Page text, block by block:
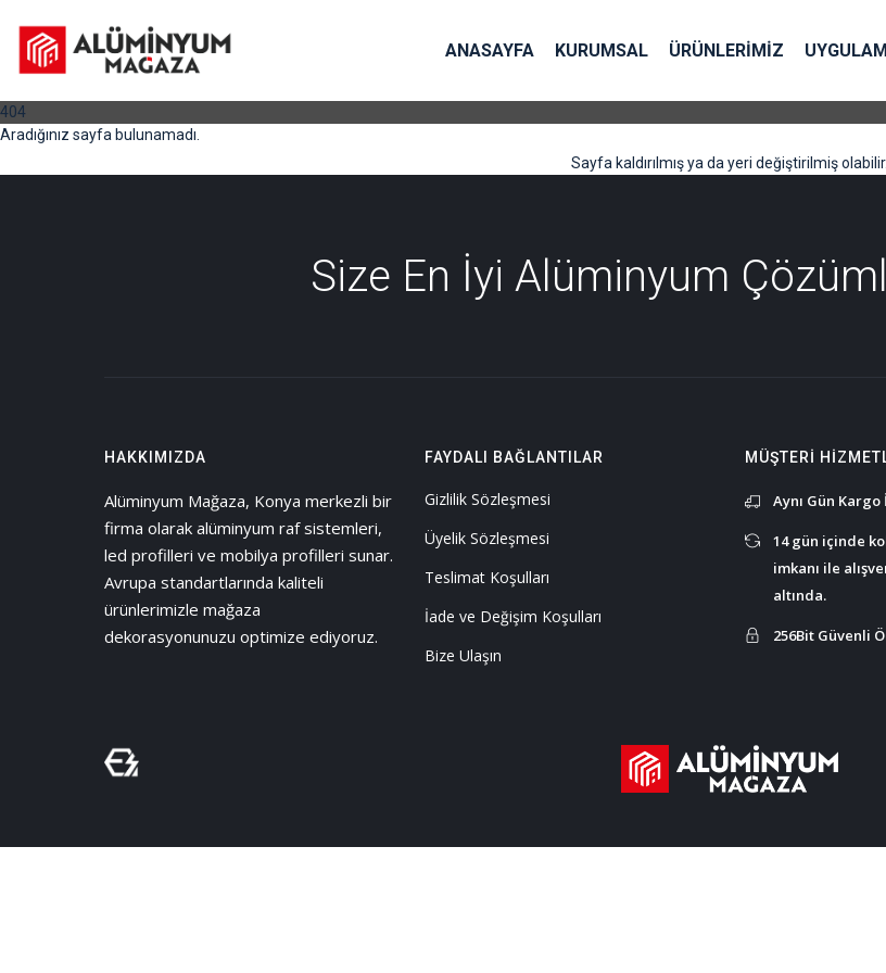
ANASAYFA KURUMSAL ÜRÜNLERİMİZ
404
Aradığınız sayfa bulunamadı.
Sayfa kaldırılmış ya da yeri değiştirilmiş olabilir.
Size En İyi Alüminyum
HAKKIMIZDA
Alüminyum Mağaza, Konya merkezli bir
firma olarak alüminyum raf sistemleri,
led profilleri ve mobilya profilleri sunar.
Avrupa standartlarında kaliteli
ürünlerimizle mağaza
dekorasyonunuzu optimize ediyoruz.
FAYDALI BAĞLANTILAR
Gizlilik Sözleşmesi
Üyelik Sözleşmesi
Teslimat Koşulları
İade ve Değişim Koşulları
Bize Ulaşın
MÜŞTERI
Aynı Gün Kargo
14 gün içinde
imkanı ile
altında.
256Bit Güvenli